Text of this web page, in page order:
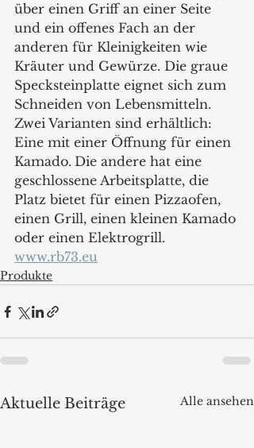
über einen Griff an einer Seite
und ein offenes Fach an der
anderen für Kleinigkeiten wie
Kräuter und Gewürze. Die graue
Specksteinplatte eignet sich zum
Schneiden von Lebensmitteln.
Zwei Varianten sind erhältlich:
Eine mit einer Öffnung für einen
Kamado. Die andere hat eine
geschlossene Arbeitsplatte, die
Platz bietet für einen Pizzaofen,
einen Grill, einen kleinen Kamado
oder einen Elektrogrill.
www.rb73.eu
Produkte
Aktuelle Beiträge Alle ansehen